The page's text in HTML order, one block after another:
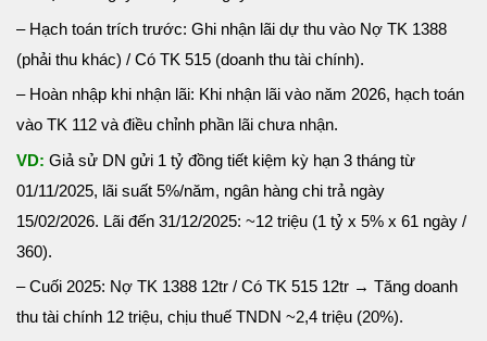
– Hạch toán trích trước: Ghi nhận lãi dự thu vào Nợ TK 1388
(phải thu khác) / Có TK 515 (doanh thu tài chính).
– Hoàn nhập khi nhận lãi: Khi nhận lãi vào năm 2026, hạch toán
vào TK 112 và điều chỉnh phần lãi chưa nhận.
VD: Giả sử DN gửi 1 tỷ đồng tiết kiệm kỳ hạn 3 tháng từ
01/11/2025, lãi suất 5%/năm, ngân hàng chi trả ngày
15/02/2026. Lãi đến 31/12/2025: ~12 triệu (1 tỷ x 5% x 61 ngày /
360).
– Cuối 2025: Nợ TK 1388 12tr / Có TK 515 12tr → Tăng doanh
thu tài chính 12 triệu, chịu thuế TNDN ~2,4 triệu (20%).